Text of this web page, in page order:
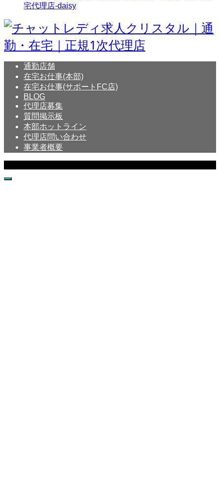
宅代理店-daisy
通勤店舗
在宅お仕事(本部)
在宅お仕事(サポートFC店)
BLOG
代理店募集
質問掲示板
本部ホットライン
代理店問い合わせ
事業者概要